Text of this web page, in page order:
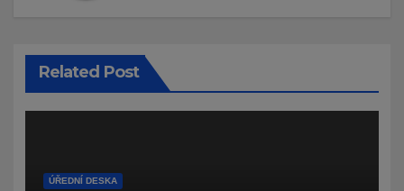
Related Post
ÚŘEDNÍ DESKA